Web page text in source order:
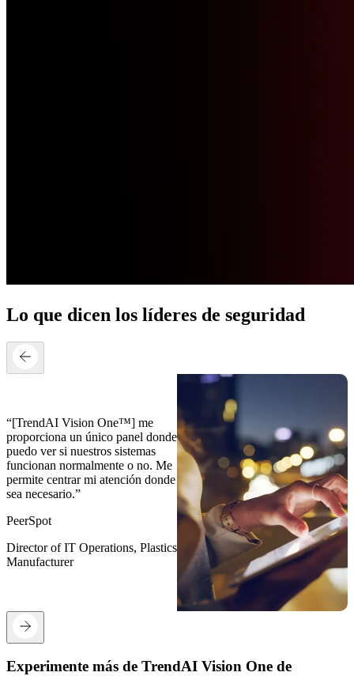
Lo que dicen los líderes de seguridad
“[TrendAI Vision One™] me
proporciona un único panel donde
puedo ver si nuestros sistemas
funcionan normalmente o no. Me
permite centrar mi atención donde
sea necesario.”
PeerSpot
Director of IT Operations, Plastics
Manufacturer
Experimente más de TrendAI Vision One de